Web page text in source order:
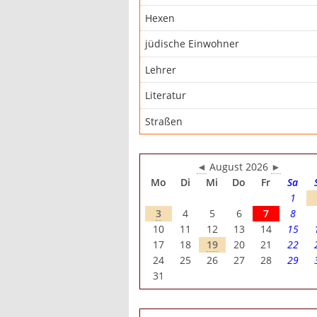
Hexen
jüdische Einwohner
Lehrer
Literatur
Straßen
◄ August 2026 ►
Mo
Di Mi Do Fr Sa
1
3
4 5 6 7 8
10
11 12 13 14 15
17
18 19 20 21 22
24
25 26 27 28 29
31